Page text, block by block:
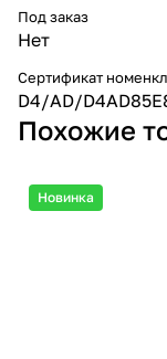
Под заказ
Нет
Сертификат
D4/AD/
Похожие
Новинка